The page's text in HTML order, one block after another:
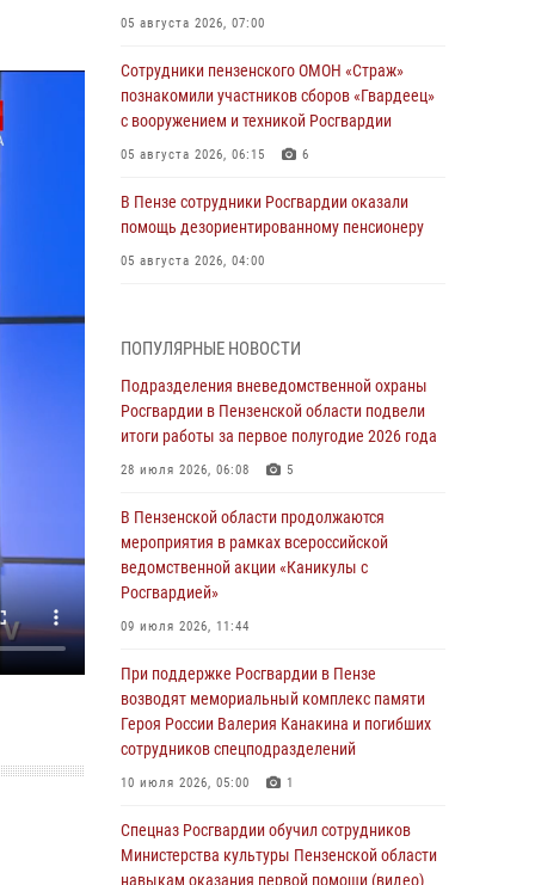
05 августа 2026, 07:00
Сотрудники пензенского ОМОН «Страж»
познакомили участников сборов «Гвардеец»
с вооружением и техникой Росгвардии
05 августа 2026, 06:15 6
В Пензе сотрудники Росгвардии оказали
помощь дезориентированному пенсионеру
05 августа 2026, 04:00
маскировавшейся под реабилитационный
центр (видео)
04 августа 2026, 07:05 4 1
В Управлении Росгвардии по Пензенской
полугодие 2026 года
04 августа 2026, 06:08
Росгвардия обеспечила безопасность
праздничных мероприятий в День ВДВ в
03 августа 2026, 07:14 1
В Пензе сотрудники Росгвардии задержали
мужчину, который криками и нецензурной
бранью напугал жильцов многоквартирного
03 августа 2026, 05:59
ПОПУЛЯРНЫЕ НОВОСТИ
Подразделения вневедомственной охраны
Росгвардии в Пензенской области подвели
итоги работы за первое полугодие 2026 года
28 июля 2026, 06:08 5
В Пензенской области продолжаются
мероприятия в рамках всероссийской
ведомственной акции «Каникулы с
Росгвардией»
09 июля 2026, 11:44
При поддержке Росгвардии в Пензе
возводят мемориальный комплекс памяти
Героя России Валерия Канакина и погибших
сотрудников спецподразделений
10 июля 2026, 05:00 1
Спецназ Росгвардии обучил сотрудников
Министерства культуры Пензенской области
навыкам оказания первой помощи (видео)